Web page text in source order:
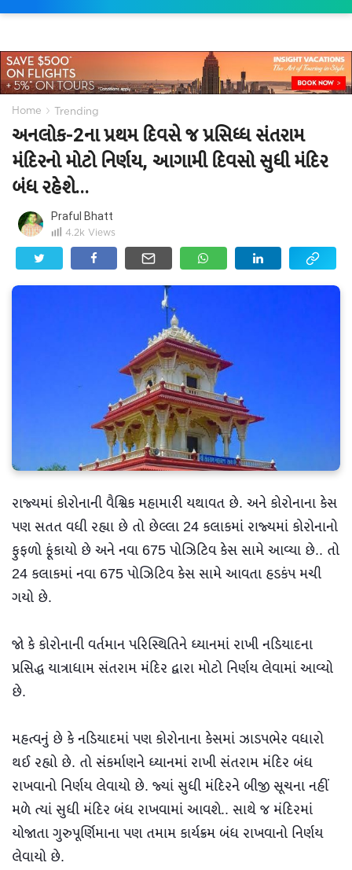
Home › Trending
અનલોક-2ના પ્રથમ દિવસે જ પ્રસિધ્ધ સંતરામ
મંદિરનો મોટો નિર્ણય, આગામી દિવસો સુધી મંદિર
બંધ રહેશે...
Praful Bhatt
4.2k Views
રાજ્યમાં કોરોનાની વૈશ્વિક મહામારી યથાવત છે. અને કોરોનાના કેસ
પણ સતત વધી રહ્યા છે તો છેલ્લા 24 કલાકમાં રાજ્યમાં કોરોનાનો
ફુફળો ફૂંકાયો છે અને નવા 675 પોઝિટિવ કેસ સામે આવ્યા છે.. તો
24 કલાકમાં નવા 675 પોઝિટિવ કેસ સામે આવતા હડકંપ મચી
ગયો છે.
જો કે કોરોનાની વર્તમાન પરિસ્થિતિને ધ્યાનમાં રાખી નડિયાદના
પ્રસિદ્ધ યાત્રાધામ સંતરામ મંદિર દ્વારા મોટો નિર્ણય લેવામાં આવ્યો
છે.
મહત્વનું છે કે નડિયાદમાં પણ કોરોનાના કેસમાં ઝાડપભેર વધારો
થઈ રહ્યો છે. તો સંકર્માણને ધ્યાનમાં રાખી સંતરામ મંદિર બંધ
રાખવાનો નિર્ણય લેવાયો છે. જ્યાં સુધી મંદિરને બીજી સૂચના નહીં
મળે ત્યાં સુધી મંદિર બંધ રાખવામાં આવશે.. સાથે જ મંદિરમાં
યોજાતા ગુરુપૂર્ણિમાના પણ તમામ કાર્યક્રમ બંધ રાખવાનો નિર્ણય
લેવાયો છે.